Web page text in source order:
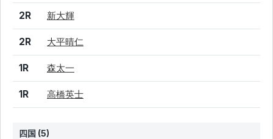
2R 新大輝
2R 大平晴仁
1R 森太一
1R 高橋英士
四国 (5)